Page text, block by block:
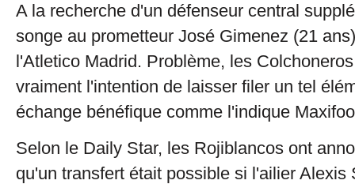
A la recherche d'un défenseur central
songe au prometteur José Gimenez (21
l'Atletico Madrid. Problème, les
vraiment l'intention de laisser filer un tel
échange bénéfique comme l'indique
Selon le Daily Star, les Rojiblancos ont
qu'un transfert était possible si l'ailier Alexis